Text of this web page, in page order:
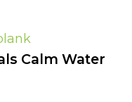
Calm Water